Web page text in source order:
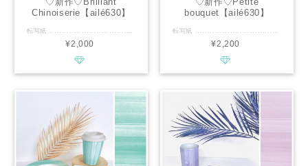
Chinoiserie【ailé630】
¥2,000
bouquet【ailé630】
¥2,200